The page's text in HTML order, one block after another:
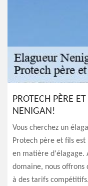
PROTECH PÈRE
NENIGAN!
Vous cherchez un
Protech père et fils
en matière d'élagage.
domaine, nous offrons
à des tarifs